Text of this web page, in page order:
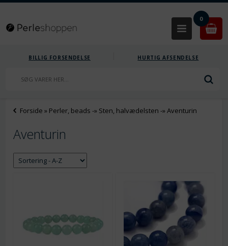
0
BILLIG FORSENDELSE HURTIG AFSENDELSE
Forside » Perler, beads -» Sten, halvædelsten -»Aventurin
Aventurin